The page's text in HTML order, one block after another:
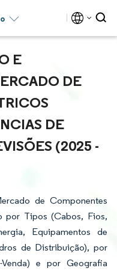
E
DE
DE
(2025 -
de Componentes
por Tipos (Cabos, Fios,
Equipamentos de
de Distribuição), por
e por Geografia